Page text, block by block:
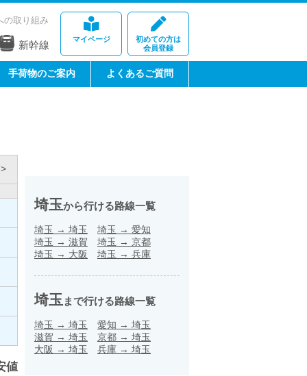
マイページ
初めての方は
会員登録
の取り組み
新幹線
手荷物のご案内 よくあるご質問
値
埼玉から行ける路線一覧
埼玉 → 埼玉 埼玉 → 愛知
埼玉 → 滋賀 埼玉 → 京都
埼玉 → 大阪 埼玉 → 兵庫
埼玉 まで行ける路線一覧
埼玉 → 埼玉 愛知 → 埼玉
滋賀 → 埼玉 京都 → 埼玉
大阪 → 埼玉 兵庫 → 埼玉